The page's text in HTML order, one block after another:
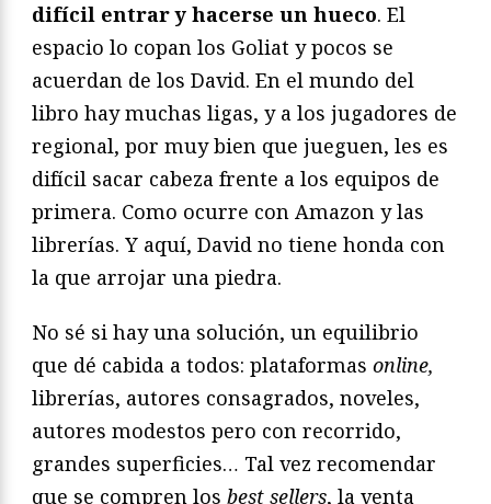
difícil entrar y hacerse un hueco. El
espacio lo copan los Goliat y pocos se
acuerdan de los David. En el mundo del
libro hay muchas ligas, y a los jugadores de
regional, por muy bien que jueguen, les es
difícil sacar cabeza frente a los equipos de
primera. Como ocurre con Amazon y las
librerías. Y aquí, David no tiene honda con
la que arrojar una piedra.
No sé si hay una solución, un equilibrio
que dé cabida a todos: plataformas online,
librerías, autores consagrados, noveles,
autores modestos pero con recorrido,
grandes superficies… Tal vez recomendar
que se compren los best sellers, la venta